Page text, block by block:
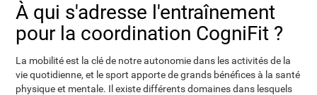
À qui s'adresse l'entraînement
pour la coordination CogniFit ?
La mobilité est la clé de notre autonomie dans les activités de la
vie quotidienne, et le sport apporte de grands bénéfices à la santé
physique et mentale. Il existe différents domaines dans lesquels